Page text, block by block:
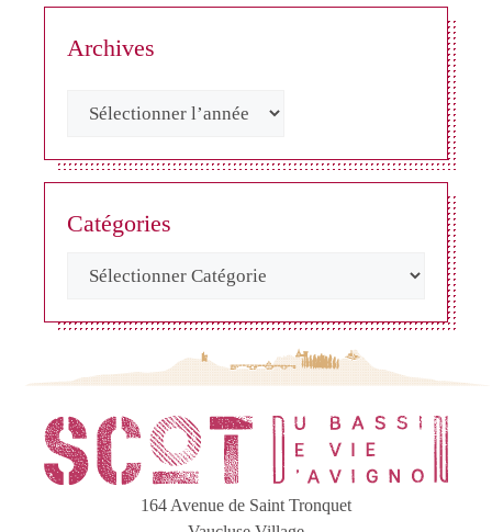
Archives
Catégories
164 Avenue de Saint Tronquet